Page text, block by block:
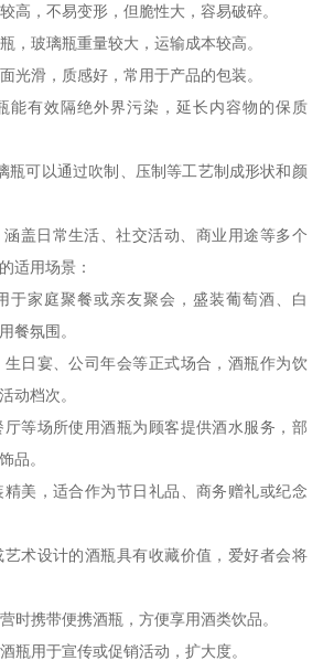
高，不易变形，但脆性大，容易破碎。
，玻璃瓶重量较大，运输成本较高。
光滑，质感好，常用于产品的包装。
能有效隔绝外界污染，延长内容物的保质
瓶可以通过吹制、压制等工艺制成形状和颜
盖日常生活、社交活动、商业用途等多个
适用场景：
于家庭聚餐或亲友聚会，盛装葡萄酒、白
餐氛围。
日宴、公司年会等正式场合，酒瓶作为饮
动档次。
等场所使用酒瓶为顾客提供酒水服务，部
品。
美，适合作为节日礼品、商务赠礼或纪念
术设计的酒瓶具有收藏价值，爱好者会将
时携带便携酒瓶，方便享用酒类饮品。
瓶用于宣传或促销活动，扩大度。